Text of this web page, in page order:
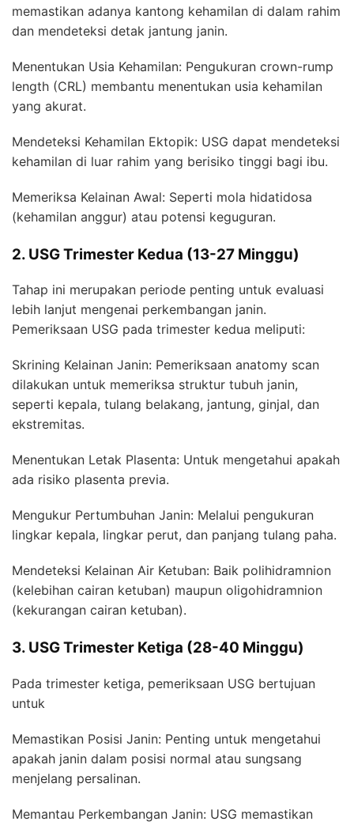
memastikan adanya kantong kehamilan di dalam rahim
dan mendeteksi detak jantung janin.
Menentukan Usia Kehamilan: Pengukuran crown-rump
length (CRL) membantu menentukan usia kehamilan
yang akurat.
Mendeteksi Kehamilan Ektopik: USG dapat mendeteksi
kehamilan di luar rahim yang berisiko tinggi bagi ibu.
Memeriksa Kelainan Awal: Seperti mola hidatidosa
(kehamilan anggur) atau potensi keguguran.
2. USG Trimester Kedua (13-27 Minggu)
Tahap ini merupakan periode penting untuk evaluasi
lebih lanjut mengenai perkembangan janin.
Pemeriksaan USG pada trimester kedua meliputi:
Skrining Kelainan Janin: Pemeriksaan anatomy scan
dilakukan untuk memeriksa struktur tubuh janin,
seperti kepala, tulang belakang, jantung, ginjal, dan
ekstremitas.
Menentukan Letak Plasenta: Untuk mengetahui apakah
ada risiko plasenta previa.
Mengukur Pertumbuhan Janin: Melalui pengukuran
lingkar kepala, lingkar perut, dan panjang tulang paha.
Mendeteksi Kelainan Air Ketuban: Baik polihidramnion
(kelebihan cairan ketuban) maupun oligohidramnion
(kekurangan cairan ketuban).
3. USG Trimester Ketiga (28-40 Minggu)
Pada trimester ketiga, pemeriksaan USG bertujuan
untuk
Memastikan Posisi Janin: Penting untuk mengetahui
apakah janin dalam posisi normal atau sungsang
menjelang persalinan.
Memantau Perkembangan Janin: USG memastikan